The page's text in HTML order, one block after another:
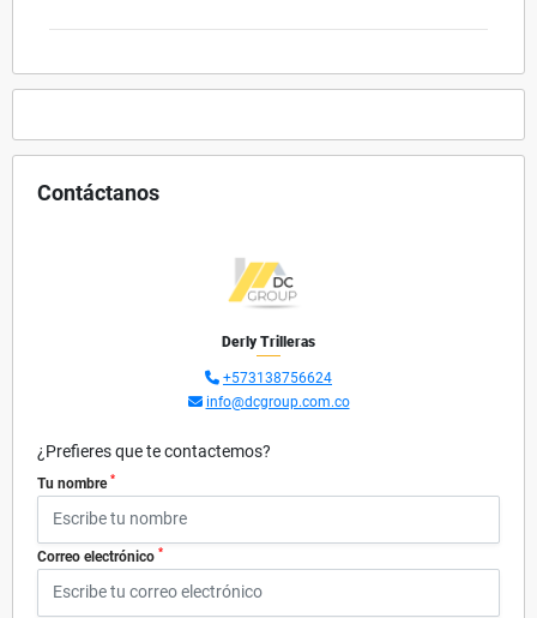
Contáctanos
Derly Trilleras
+573138756624
info@dcgroup.com.co
¿Prefieres que te contactemos?
Tu nombre *
Correo electrónico *